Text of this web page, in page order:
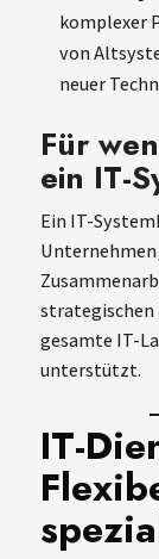
komplexer
von
neuer
Für
ein IT-
Ein IT-
strategischen
gesamte IT-
unterstützt.
IT-